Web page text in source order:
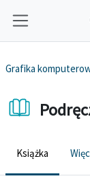
Przejdź do głównej
Grafika
Książka